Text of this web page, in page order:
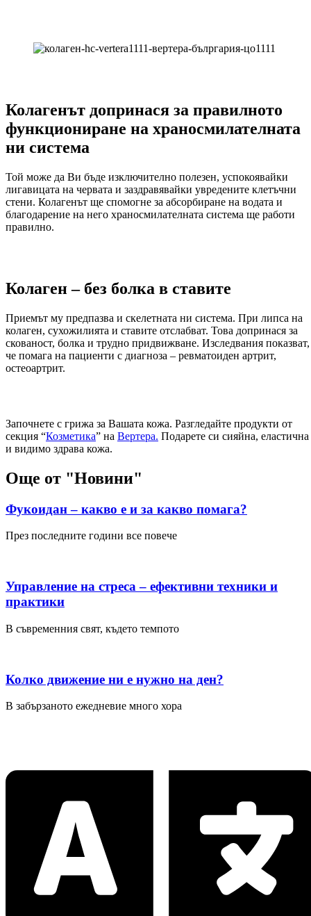
Колагенът допринася за правилното
функциониране на храносмилателната
ни система
Той може да Ви бъде изключително полезен, успокоявайки
лигавицата на червата и заздравявайки увредените клетъчни
стени. Колагенът ще спомогне за абсорбиране на водата и
благодарение на него храносмилателната система ще работи
правилно.
Колаген – без болка в ставите
Приемът му предпазва и скелетната ни система. При липса на
колаген, сухожилията и ставите отслабват. Това допринася за
скованост, болка и трудно придвижване. Изследвания показват,
че помага на пациенти с диагноза – ревматоиден артрит,
остеоартрит.
Започнете с грижа за Вашата кожа. Разгледайте продукти от
секция “Козметика” на Вертера. Подарете си сияйна, еластична
и видимо здрава кожа.
Още от "Новини"
Фукоидан – какво е и за какво помага?
През последните години все повече
Управление на стреса – ефективни техники и
практики
В съвременния свят, където темпото
Колко движение ни е нужно на ден?
В забързаното ежедневие много хора